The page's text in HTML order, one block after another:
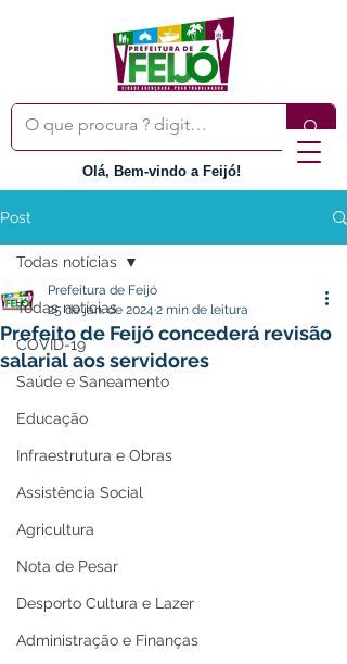
Olá, Bem-vindo a Feijó!
Post
Todas notícias
COVID-19
Saúde e Saneamento
Educação
Infraestrutura e Obras
Assistência Social
Agricultura
Nota de Pesar
Desporto Cultura e Lazer
Administração e Finanças
Todas notícias
Prefeito de Feijó concederá revisão
salarial aos servidores
Prefeitura de Feijó
25 de jan. de 2024 2 min de leitura